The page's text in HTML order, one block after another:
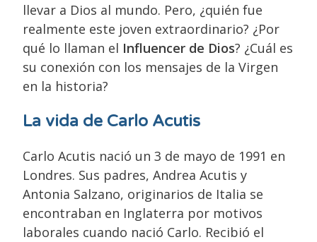
llevar a Dios al mundo. Pero, ¿quién fue
realmente este joven extraordinario? ¿Por
qué lo llaman el Influencer de Dios? ¿Cuál es
su conexión con los mensajes de la Virgen
en la historia?
La vida de Carlo Acutis
Carlo Acutis nació un 3 de mayo de 1991 en
Londres. Sus padres, Andrea Acutis y
Antonia Salzano, originarios de Italia se
encontraban en Inglaterra por motivos
laborales cuando nació Carlo. Recibió el